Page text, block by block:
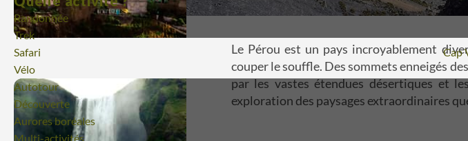
Cap
Randonnée
Trek
Safari
Vélo
Autotour
Découverte
Aurores boréales
Multi-activités
Le Pérou est un pays incroyablement
couper le souffle. Des sommets enneigés
par les vastes étendues désertiques et
exploration des paysages extraordinaires